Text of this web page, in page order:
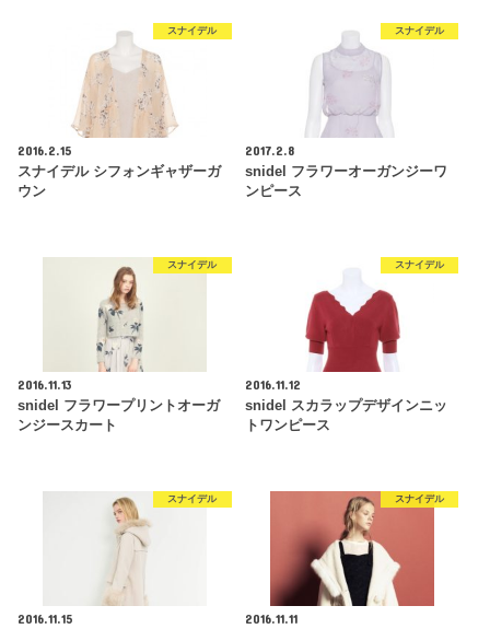
スナイデル
2016.2.15
スナイデル シフォンギャザーガ
ウン
スナイデル
2017.2.8
snidel フラワーオーガンジーワ
ンピース
スナイデル
2016.11.13
snidel フラワープリントオーガ
ンジースカート
スナイデル
2016.11.12
snidel スカラップデザインニッ
トワンピース
スナイデル
2016.11.15
スナイデル
2016.11.11